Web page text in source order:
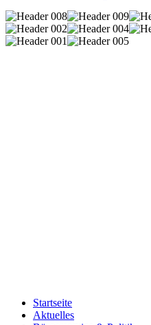
Startseite
Aktuelles